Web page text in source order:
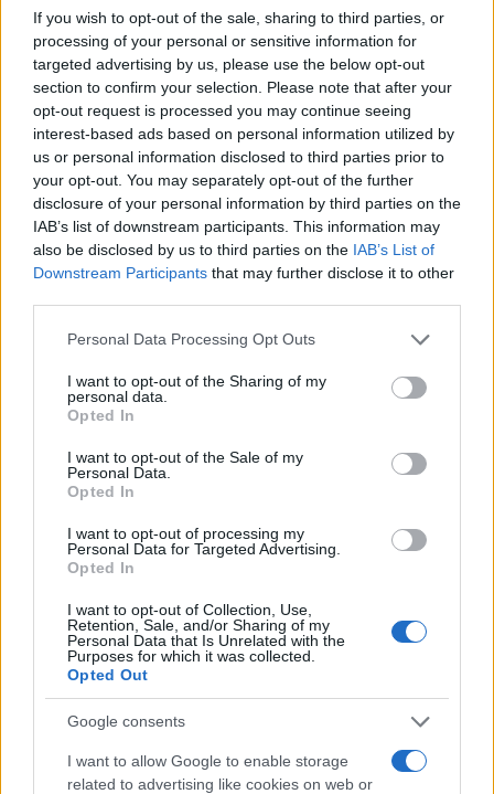
If you wish to opt-out of the sale, sharing to third parties, or
processing of your personal or sensitive information for
targeted advertising by us, please use the below opt-out
section to confirm your selection. Please note that after your
opt-out request is processed you may continue seeing
interest-based ads based on personal information utilized by
us or personal information disclosed to third parties prior to
your opt-out. You may separately opt-out of the further
disclosure of your personal information by third parties on the
IAB’s list of downstream participants. This information may
also be disclosed by us to third parties on the IAB’s List of
Downstream Participants that may further disclose it to other
Please note that this website/app uses one or more Google
not limited to your visit or usage behaviour. You may click to
grant or deny consent to Google and its third-party tags to
use your data for below specified purposes in below Google
consent section.
Personal Data Processing Opt Outs
I want to opt-out of the Sharing of my
personal data.
Opted In
I want to opt-out of the Sale of my
Personal Data.
Opted In
I want to opt-out of processing my
Personal Data for Targeted Advertising.
Opted In
I want to opt-out of Collection, Use,
Retention, Sale, and/or Sharing of my
Personal Data that Is Unrelated with the
Purposes for which it was collected.
Opted Out
Google consents
I want to allow Google to enable storage
related to advertising like cookies on web or
Tízezerszámra állították ki a
védleveleket, amelyeket
hamisították is.
„Védett házakat” hozott létre, ezekből
alakult ki a nemzetközi gettó, ahol
összeköltöztették a családokat és hatalmas
volt a zsúfoltság, de sok életet mentettek
meg.
Lutz Svédország, Portugália, Spanyolország
és a Vatikán diplomatáival együttműködve
hónapokon át szorgalmazta, hogy közösen
lépjenek fel a magyar kormánynál és a nácik
magyarországi képviselőinél az ártatlan
emberek elhurcolása ellen. Diplomáciai
képességeit latba vetve, sok esetben
igyekezett a halálmenetek indítását
megakadályozni, emiatt Veesenmayer
állítólag azt is fontolgatta, hogy eltéteti láb
alól. A szovjet hatóságok 1945 tavaszán két
svájci diplomatát elhurcoltak, Lutzot pedig
kiutasították.